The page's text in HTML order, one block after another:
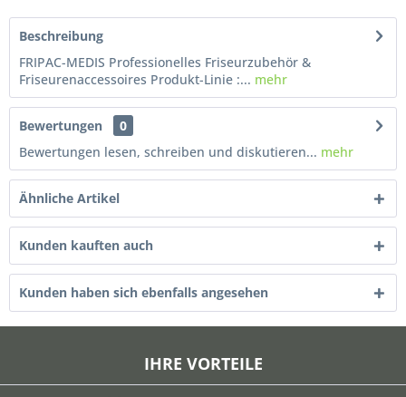
Beschreibung
FRIPAC-MEDIS Professionelles Friseurzubehör &
Friseurenaccessoires Produkt-Linie :... mehr
Bewertungen
0
Bewertungen lesen, schreiben und diskutieren... mehr
Ähnliche Artikel
Kunden kauften auch
Kunden haben sich ebenfalls angesehen
IHRE VORTEILE